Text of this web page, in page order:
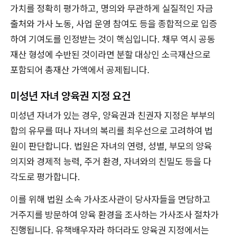
가치를 정확히 평가하고, 명의와 무관하게 실질적인 자금
출처와 가사 노동, 사업 운영 참여도 등을 종합적으로 입증
하여 기여도를 인정받는 것이 핵심입니다. 채무 역시 공동
재산 형성에 수반된 것이라면 분할 대상인 소극재산으로
포함되어 총재산 가액에서 공제됩니다.
미성년 자녀 양육권 지정 요건
미성년 자녀가 있는 경우, 양육권과 친권자 지정은 부부의
합의 유무를 떠나 자녀의 복리를 최우선으로 고려하여 법
원이 판단합니다. 법원은 자녀의 연령, 성별, 부모의 양육
의지와 경제적 능력, 주거 환경, 자녀와의 친밀도 등을 다
각도로 평가합니다.
이를 위해 법원 소속 가사조사관이 당사자들을 면담하고
거주지를 방문하여 양육 환경을 조사하는 가사조사 절차가
진행됩니다. 유책배우자라 하더라도 양육권 지정에서는